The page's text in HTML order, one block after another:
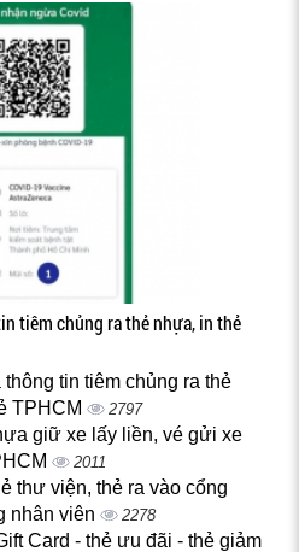
tiêm chủng ra thẻ nhựa, in thẻ
tin tiêm chủng ra thẻ
TPHCM
2797
giữ xe lấy liền, vé gửi xe
2011
thư viện, thẻ ra vào cổng
nhân viên
2278
Card - thẻ ưu đãi - thẻ giảm